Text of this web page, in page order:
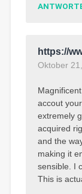
https://
Oktober
accout
extremely
acquired
and the
making it
sensible. I
This is